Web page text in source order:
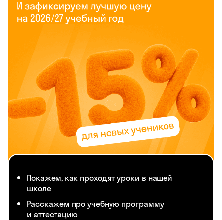
Покажем, как проходят уроки в нашей
школе
Расскажем про учебную программу
и аттестацию